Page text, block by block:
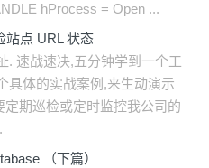
hProcess = Open ...
站点 URL 状态
. 速战速决,五分钟学到一个工
具体的实战案例,来生动演示
期巡检或定时监控我公司的
（下篇）